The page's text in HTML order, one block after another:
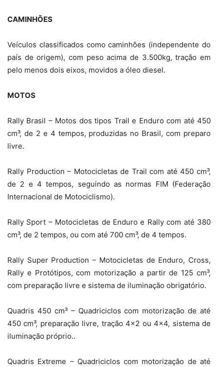
CAMINHÕES
Veículos classificados como caminhões (independente do
país de origem), com peso acima de 3.500kg, tração em
pelo menos dois eixos, movidos a óleo diesel.
MOTOS
Rally Brasil – Motos dos tipos Trail e Enduro com até 450
cm³, de 2 e 4 tempos, produzidas no Brasil, com preparo
livre.
Rally Production – Motocicletas de Trail com até 450 cm³,
de 2 e 4 tempos, seguindo as normas FIM (Federação
Internacional de Motociclismo).
Rally Sport – Motocicletas de Enduro e Rally com até 380
cm³, de 2 tempos, ou com até 700 cm³, de 4 tempos.
Rally Super Production – Motocicletas de Enduro, Cross,
Rally e Protótipos, com motorização a partir de 125 cm³,
com preparação livre e sistema de iluminação obrigatório.
Quadris 450 cm³ – Quadriciclos com motorização de até
450 cm³, preparação livre, tração 4×2 ou 4×4, sistema de
iluminação próprio..
Quadris Extreme – Quadriciclos com motorização de até